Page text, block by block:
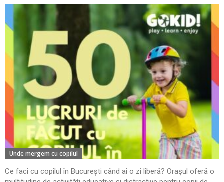
Unde mergem cu copilul
Ce faci cu copilul în București când ai o zi liberă? Orașul oferă o